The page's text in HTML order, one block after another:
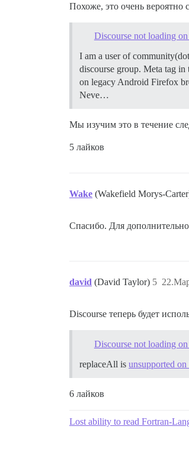
Похоже, это очень вероятно
Discourse not loading
I am a user of
discourse group. Meta tag in
on legacy Android Firefox
Neve…
Мы изучим это в течение
5 лайков
Wake (Wakefield Morys-
Спасибо. Для
david (David Taylor) 5
Discourse теперь будет
Discourse not loading
replaceAll is unsupported
6 лайков
Lost ability to read Fortran-